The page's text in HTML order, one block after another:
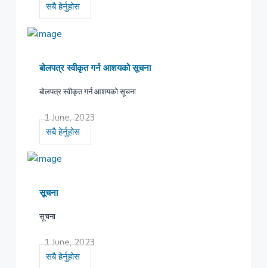
सबै हेर्नुहोस
बोलपत्र स्वीकृत गर्न आशयको सूचना
बोलपत्र स्वीकृत गर्न आशयको सूचना
1 June, 2023
सबै हेर्नुहोस
सूचना
सूचना
1 June, 2023
सबै हेर्नुहोस